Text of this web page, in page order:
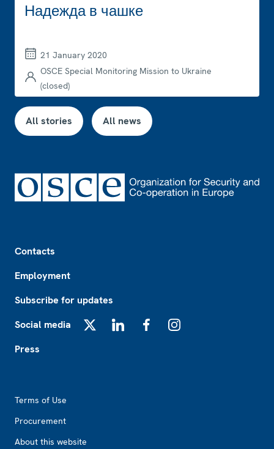
Надежда в чашке
21 January 2020
OSCE Special Monitoring Mission to Ukraine
(closed)
All stories All news
Contacts
Employment
Subscribe for updates
Social media
Press
Terms of Use
Procurement
About this website